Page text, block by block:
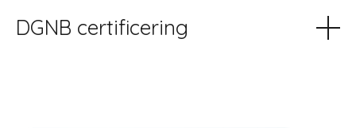
DGNB certificering